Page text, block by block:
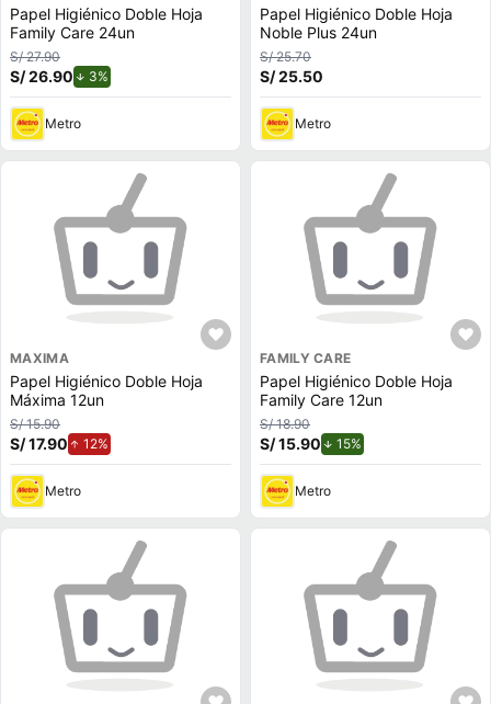
Papel Higiénico Doble Hoja
Family Care 24un
S/ 27.90
S/ 26.90 3%
Metro
Papel Higiénico Doble Hoja
Noble Plus 24un
S/ 25.70
S/ 25.50
Metro
MAXIMA
Papel Higiénico Doble Hoja
Máxima 12un
S/ 15.90
S/ 17.90 12%
Metro
FAMILY CARE
Papel Higiénico Doble Hoja
Family Care 12un
S/ 18.90
S/ 15.90 15%
Metro